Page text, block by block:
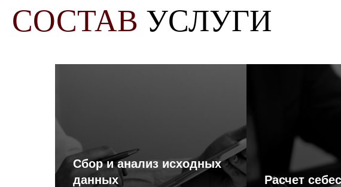
СОСТАВ УСЛУГИ
Сбор и анализ исходных
данных
Расчет